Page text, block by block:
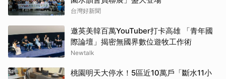
台灣好新聞
邀英美韓百萬YouTuber打卡高雄 「青年國
際論壇」揭密無國界數位遊牧工作術
Newtalk
桃園明天大停水！5區近10萬戶「斷水11小